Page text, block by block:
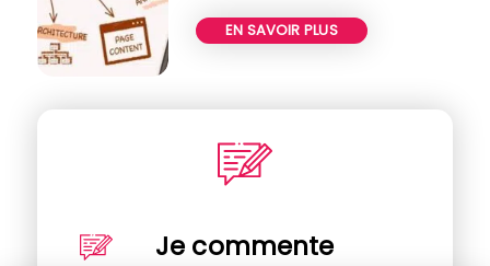
EN SAVOIR PLUS
Je commente